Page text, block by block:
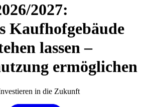
2027:
Kaufhofgebäude
lassen –
ermöglichen
in die Zukunft